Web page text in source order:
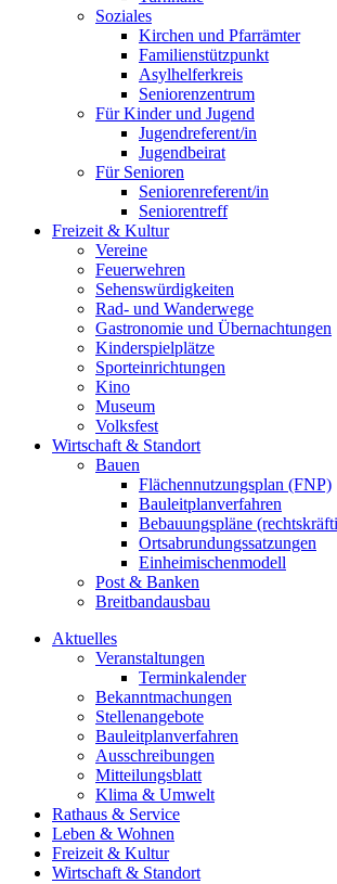
Soziales
Kirchen und Pfarrämter
Familienstützpunkt
Asylhelferkreis
Seniorenzentrum
Für Kinder und Jugend
Jugendreferent/in
Jugendbeirat
Für Senioren
Seniorenreferent/in
Seniorentreff
Freizeit & Kultur
Vereine
Feuerwehren
Sehenswürdigkeiten
Rad- und Wanderwege
Gastronomie und Übernachtungen
Kinderspielplätze
Sporteinrichtungen
Kino
Museum
Volksfest
Wirtschaft & Standort
Bauen
Flächennutzungsplan (FNP)
Bauleitplanverfahren
Bebauungspläne
Ortsabrundungssatzungen
Einheimischenmodell
Post & Banken
Breitbandausbau
Aktuelles
Veranstaltungen
Terminkalender
Bekanntmachungen
Stellenangebote
Bauleitplanverfahren
Ausschreibungen
Mitteilungsblatt
Klima & Umwelt
Rathaus & Service
Leben & Wohnen
Freizeit & Kultur
Wirtschaft & Standort